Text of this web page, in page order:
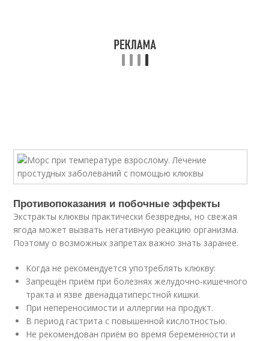
Противопоказания и побочные эффекты
Экстракты клюквы практически безвредны, но свежая
ягода может вызвать негативную реакцию организма.
Поэтому о возможных запретах важно знать заранее.
Когда не рекомендуется употреблять клюкву:
Запрещён приём при болезнях желудочно-кишечного
тракта и язве двенадцатиперстной кишки.
При непереносимости и аллергии на продукт.
В период гастрита с повышенной кислотностью.
Не рекомендован приём во время беременности и